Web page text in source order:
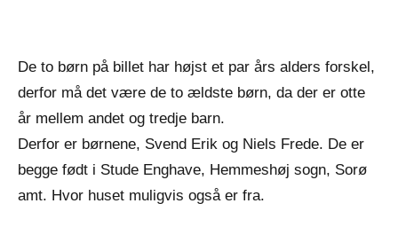
De to børn på billet har højst et par års alders forskel,
derfor må det være de to ældste børn, da der er otte
år mellem andet og tredje barn.
Derfor er børnene, Svend Erik og Niels Frede. De er
begge født i Stude Enghave, Hemmeshøj sogn, Sorø
amt. Hvor huset muligvis også er fra.